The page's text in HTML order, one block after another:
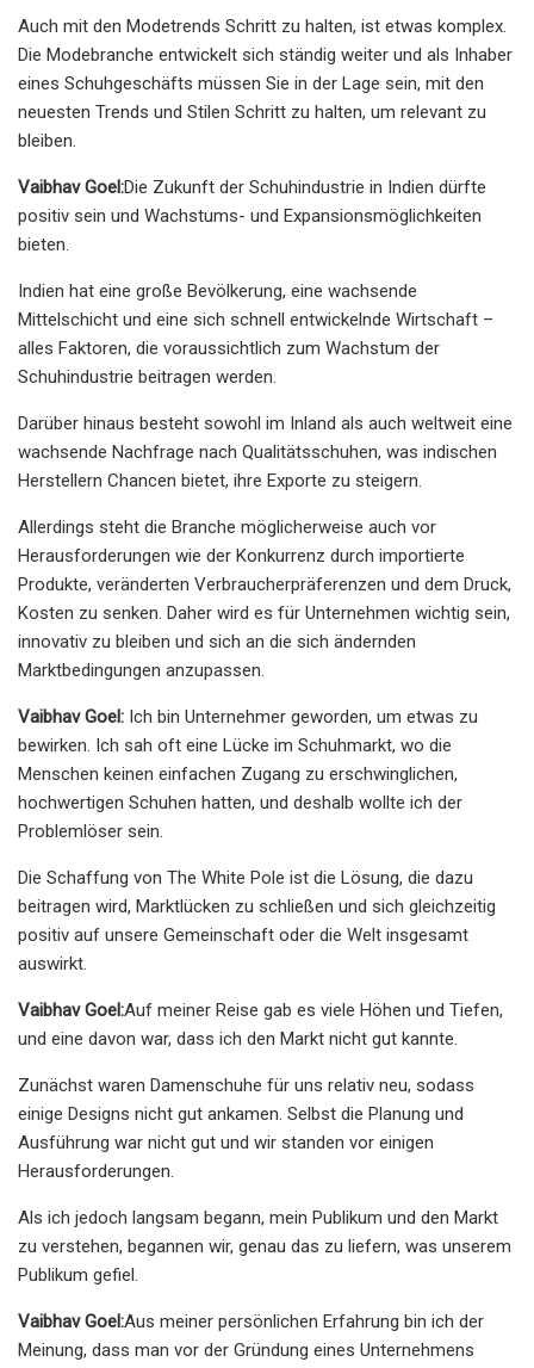
Auch mit den Modetrends Schritt zu halten, ist etwas komplex.
Die Modebranche entwickelt sich ständig weiter und als Inhaber
eines Schuhgeschäfts müssen Sie in der Lage sein, mit den
neuesten Trends und Stilen Schritt zu halten, um relevant zu
bleiben.
Vaibhav Goel:Die Zukunft der Schuhindustrie in Indien dürfte
positiv sein und Wachstums- und Expansionsmöglichkeiten
bieten.
Indien hat eine große Bevölkerung, eine wachsende
Mittelschicht und eine sich schnell entwickelnde Wirtschaft –
alles Faktoren, die voraussichtlich zum Wachstum der
Schuhindustrie beitragen werden.
Darüber hinaus besteht sowohl im Inland als auch weltweit eine
wachsende Nachfrage nach Qualitätsschuhen, was indischen
Herstellern Chancen bietet, ihre Exporte zu steigern.
Allerdings steht die Branche möglicherweise auch vor
Herausforderungen wie der Konkurrenz durch importierte
Produkte, veränderten Verbraucherpräferenzen und dem Druck,
Kosten zu senken. Daher wird es für Unternehmen wichtig sein,
innovativ zu bleiben und sich an die sich ändernden
Marktbedingungen anzupassen.
Vaibhav Goel: Ich bin Unternehmer geworden, um etwas zu
bewirken. Ich sah oft eine Lücke im Schuhmarkt, wo die
Menschen keinen einfachen Zugang zu erschwinglichen,
hochwertigen Schuhen hatten, und deshalb wollte ich der
Problemlöser sein.
Die Schaffung von The White Pole ist die Lösung, die dazu
beitragen wird, Marktlücken zu schließen und sich gleichzeitig
positiv auf unsere Gemeinschaft oder die Welt insgesamt
auswirkt.
Vaibhav Goel:Auf meiner Reise gab es viele Höhen und Tiefen,
und eine davon war, dass ich den Markt nicht gut kannte.
Zunächst waren Damenschuhe für uns relativ neu, sodass
einige Designs nicht gut ankamen. Selbst die Planung und
Ausführung war nicht gut und wir standen vor einigen
Herausforderungen.
Als ich jedoch langsam begann, mein Publikum und den Markt
zu verstehen, begannen wir, genau das zu liefern, was unserem
Publikum gefiel.
Vaibhav Goel:Aus meiner persönlichen Erfahrung bin ich der
Meinung, dass man vor der Gründung eines Unternehmens